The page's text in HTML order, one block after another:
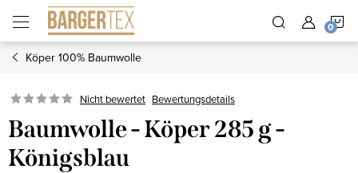
Inhalt
springen
Köper 100% Baumwolle
Nicht bewertet Bewertungsdetails
Baumwolle - Köper 285 g -
Königsblau